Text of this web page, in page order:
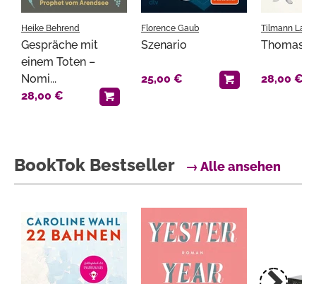
Heike Behrend
Gespräche mit
einem Toten –
Nomi...
28,00 €
Florence Gaub
Szenario
25,00 €
Tilmann
Thomas
28,00 €
BookTok Bestseller → Alle ansehen